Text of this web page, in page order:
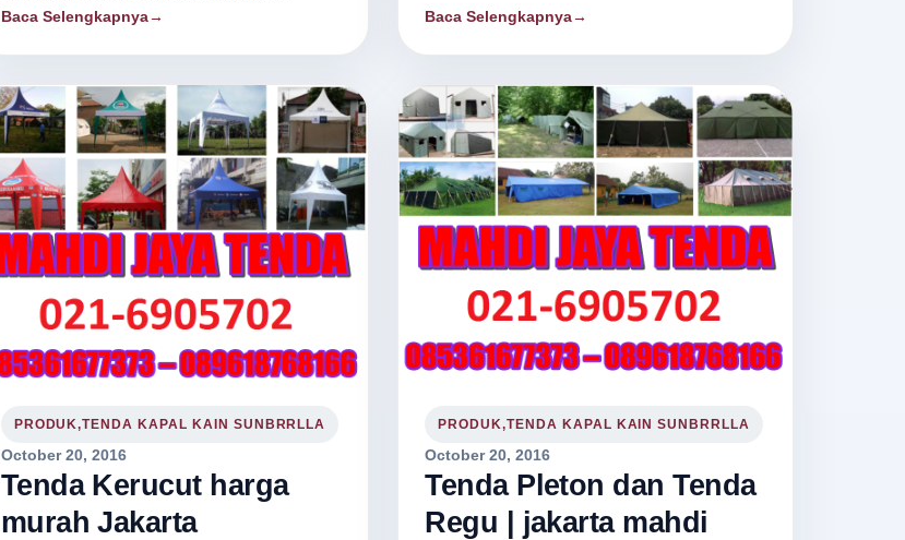
Baca Selengkapnya→ Baca Selengkapnya→
PRODUK,TENDA KAPAL KAIN SUNBRRLLA
October 20, 2016
Tenda Kerucut harga
murah Jakarta
PRODUK,TENDA KAPAL KAIN SUNBRRLLA
October 20, 2016
Tenda Pleton dan Tenda
Regu | jakarta mahdi